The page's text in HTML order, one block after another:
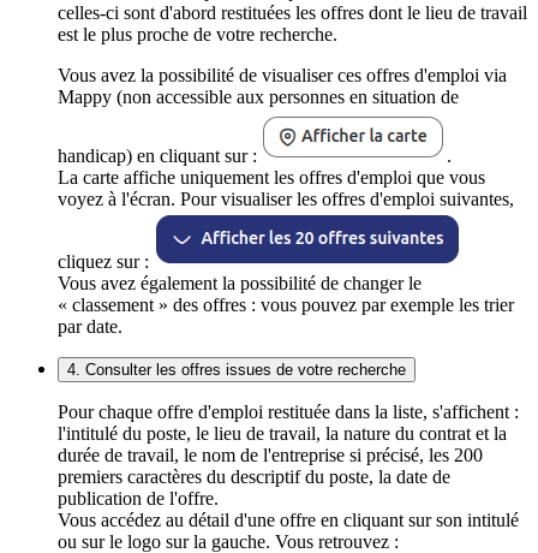
celles-ci sont d'abord restituées les offres dont le lieu de travail
est le plus proche de votre recherche.
Vous avez la possibilité de visualiser ces offres d'emploi via
Mappy (non accessible aux personnes en situation de
handicap) en cliquant sur :
.
La carte affiche uniquement les offres d'emploi que vous
voyez à l'écran. Pour visualiser les offres d'emploi suivantes,
cliquez sur :
Vous avez également la possibilité de changer le
« classement » des offres : vous pouvez par exemple les trier
par date.
4. Consulter les offres issues de votre recherche
Pour chaque offre d'emploi restituée dans la liste, s'affichent :
l'intitulé du poste, le lieu de travail, la nature du contrat et la
durée de travail, le nom de l'entreprise si précisé, les 200
premiers caractères du descriptif du poste, la date de
publication de l'offre.
Vous accédez au détail d'une offre en cliquant sur son intitulé
ou sur le logo sur la gauche. Vous retrouvez :